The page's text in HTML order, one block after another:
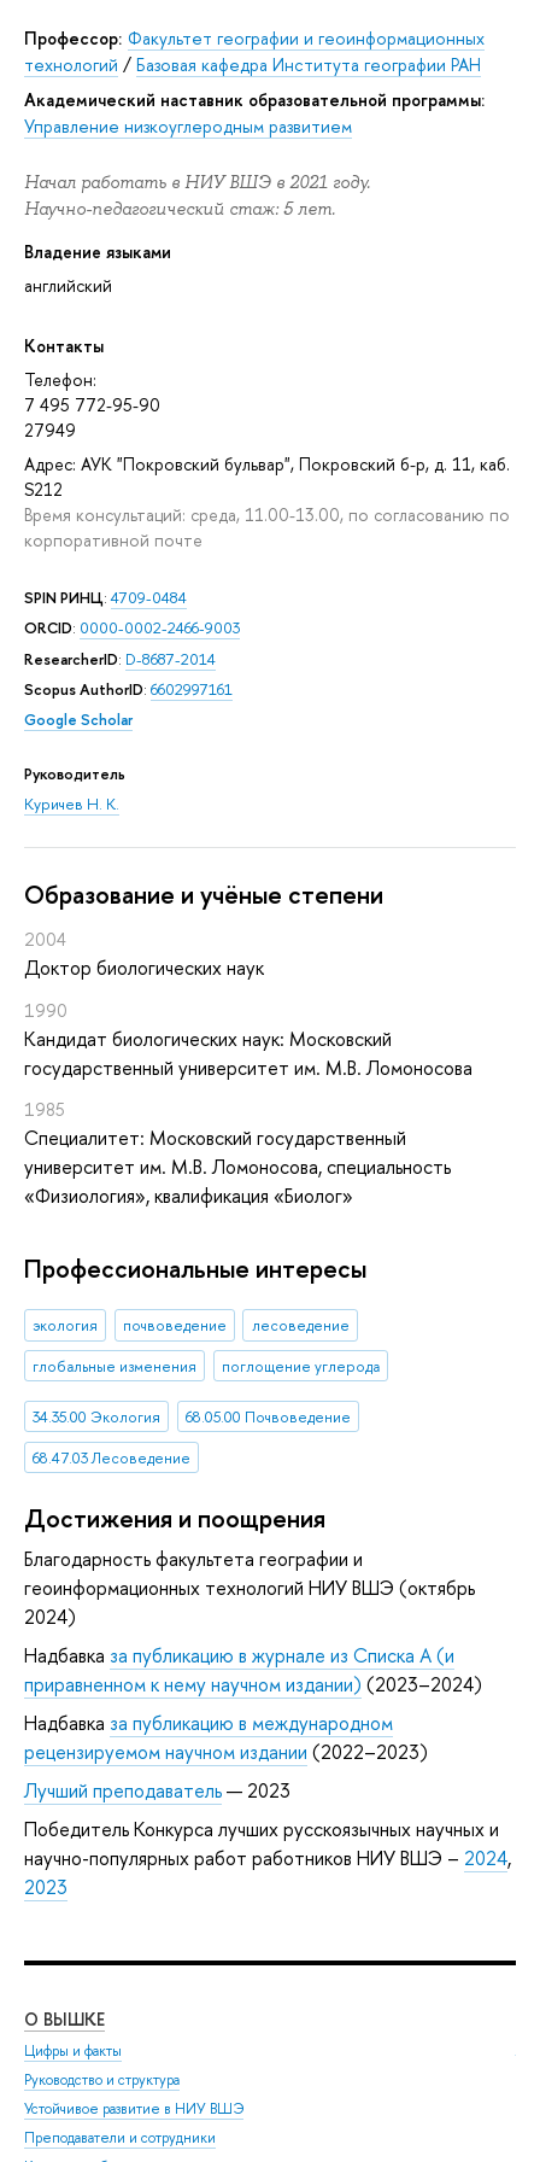
Профессор: Факультет географии и геоинформационных
технологий / Базовая кафедра Института географии РАН
Академический наставник образовательной программы:
Управление низкоуглеродным развитием
Начал работать в НИУ ВШЭ в 2021 году.
Научно-педагогический стаж: 5 лет.
Владение языками
английский
Контакты
Телефон:
7 495 772-95-90
27949
Адрес: АУК "Покровский бульвар", Покровский б-р, д. 11, каб.
S212
Время консультаций: среда, 11.00-13.00, по согласованию по
корпоративной почте
SPIN РИНЦ:4709-0484
ORCID: 0000-0002-2466-9003
ResearcherID: D-8687-2014
Scopus AuthorID: 6602997161
Google Scholar
Руководитель
Куричев Н. К.
Oбразование и учёные степени
2004
Доктор биологических наук
1990
Кандидат биологических наук: Московский
государственный университет им. М.В. Ломоносова
1985
Специалитет: Московский государственный
университет им. М.В. Ломоносова, специальность
«Физиология», квалификация «Биолог»
Профессиональные интересы
экология почвоведение
лесоведение
глобальные изменения
поглощение углерода
34.35.00 Экология
68.05.00 Почвоведение
68.47.03 Лесоведение
Достижения и поощрения
Благодарность факультета географии и
геоинформационных технологий НИУ ВШЭ (октябрь
2024)
Надбавка за публикацию в журнале из Списка А (и
приравненном к нему научном издании) (2023–2024)
Надбавка за публикацию в международном
рецензируемом научном издании (2022–2023)
Лучший преподаватель— 2023
Победитель Конкурса лучших русскоязычных научных и
научно-популярных работ работников НИУ ВШЭ – 2024,
2023
О ВЫШКЕ
Цифры и факты
Руководство и структура
Устойчивое развитие в НИУ ВШЭ
Преподаватели и сотрудники